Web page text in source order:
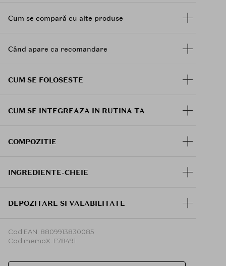
de 3-5 minute, apoi clateste cu apa usor calduta.
Cum se compară cu alte produse
Când apare ca recomandare
CUM SE FOLOSESTE
CUM SE INTEGREAZA IN RUTINA TA
COMPOZITIE
INGREDIENTE-CHEIE
DEPOZITARE SI VALABILITATE
Cod EAN: 8809913830085
Cod memoX: F78491